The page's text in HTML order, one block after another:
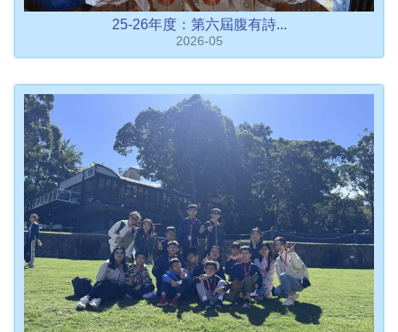
25-26年度：第六屆腹有詩...
2026-05